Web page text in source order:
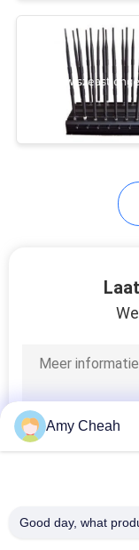
Amy Cheah
Good day, what